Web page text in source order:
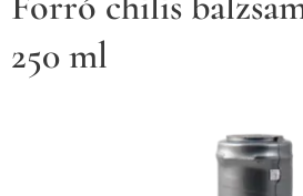
250 ml